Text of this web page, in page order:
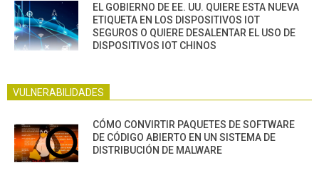
EL GOBIERNO DE EE. UU. QUIERE ESTA NUEVA
ETIQUETA EN LOS DISPOSITIVOS IOT
SEGUROS O QUIERE DESALENTAR EL USO DE
DISPOSITIVOS IOT CHINOS
VULNERABILIDADES
CÓMO CONVIRTIR PAQUETES DE SOFTWARE
DE CÓDIGO ABIERTO EN UN SISTEMA DE
DISTRIBUCIÓN DE MALWARE